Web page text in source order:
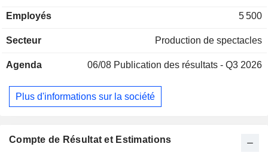
segment de musique enregistrée comprend des labels tels
Beat, Elektra, Erato, First Night, Fueled By Ramen,
Spinnin', Warner Records, Warner Classics et Warner Music
Music, dispose d'un catalogue de plus d'un million de droits
d'auteur couvrant tous les genres musicaux. Elle abrite
de services aux artistes WMX. De plus, elle compte parmi
Employés 5 500
Secteur Production de spectacles
Agenda 06/08 Publication des résultats - Q3 2026
Plus d'informations sur la société
Compte de Résultat et Estimations